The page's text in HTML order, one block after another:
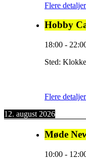
Flere
Hobby
18:00 -
Sted:
Flere
12. august 2026
Møde
10:00 -